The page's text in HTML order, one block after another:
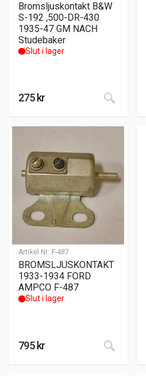
Bromsljuskontakt B&W
S-192 ,500-DR-430
1935-47 GM NACH
Studebaker
Slut i lager
275 kr
Artikel Nr: F-487
BROMSLJUSKONTAKT
1933-1934 FORD
AMPCO F-487
Slut i lager
795kr